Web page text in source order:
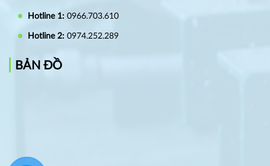
Hotline 1: 0966.703.610
Hotline 2: 0974.252.289
BẢN ĐỒ